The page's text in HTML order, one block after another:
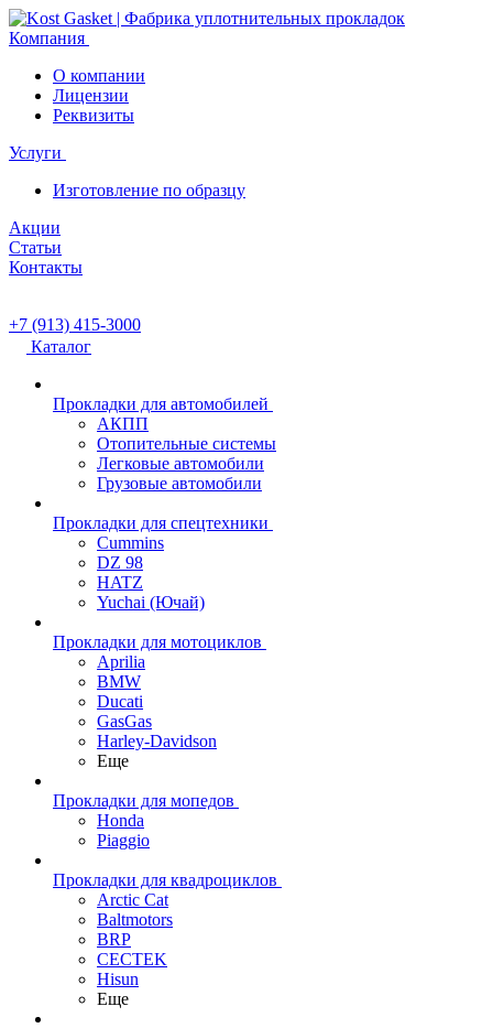
Компания
О компании
Лицензии
Реквизиты
Услуги
Изготовление по образцу
Акции
Статьи
Контакты
+7 (913) 415-3000
Каталог
Прокладки для автомобилей
АКПП
Отопительные системы
Легковые автомобили
Грузовые автомобили
Прокладки для спецтехники
Cummins
DZ 98
HATZ
Yuchai (Ючай)
Прокладки для мотоциклов
Aprilia
BMW
Ducati
GasGas
Harley-Davidson
Еще
Прокладки для мопедов
Honda
Piaggio
Прокладки для квадроциклов
Arctic Cat
Baltmotors
BRP
CECTEK
Hisun
Еще